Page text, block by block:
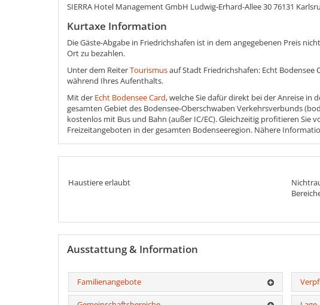
SIERRA Hotel Management GmbH Ludwig-Erhard-Allee 30 76131
Kurtaxe Information
Die Gäste-Abgabe in Friedrichshafen ist in dem angegebenen Preis
Ort zu bezahlen.
Unter dem ReiterTourismusauf Stadt Friedrichshafen: Echt Bodensee
während Ihres Aufenthalts.
Mit der Echt Bodensee Card, welche Sie dafür direkt bei der Anreise in
gesamten Gebiet des Bodensee-Oberschwaben Verkehrsverbunds
kostenlos mit Bus und Bahn (außer IC/EC). Gleichzeitig profitieren Sie
Freizeitangeboten in der gesamten Bodenseeregion. Nähere
Haustiere erlaubt
Ausstattung & Information
Familienangebote